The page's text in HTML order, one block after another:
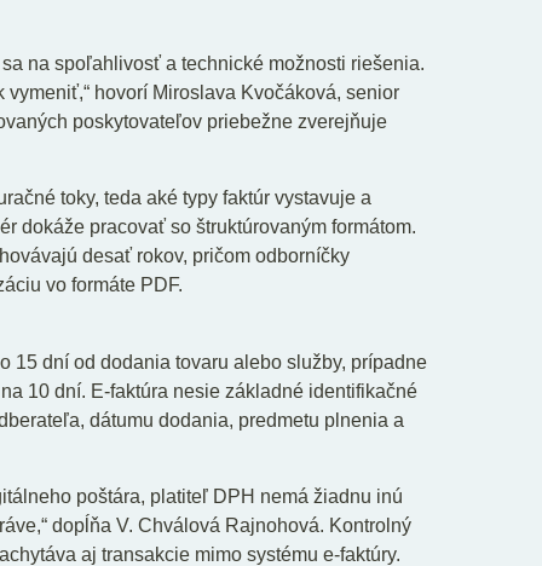
na spoľahlivosť a technické možnosti riešenia.
hovorí Miroslava Kvočáková, senior
poskytovateľov priebežne zverejňuje
toky, teda aké typy faktúr vystavuje a
dokáže pracovať so štruktúrovaným formátom.
desať rokov, pričom odborníčky
vo formáte PDF.
15 dní od dodania tovaru alebo služby, prípadne
10 dní. E-faktúra nesie základné identifikačné
dátumu dodania, predmetu plnenia a
poštára, platiteľ DPH nemá žiadnu inú
dopĺňa V. Chválová Rajnohová. Kontrolný
aj transakcie mimo systému e-faktúry.